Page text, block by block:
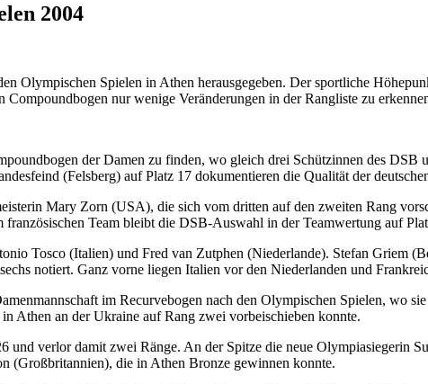
2004
Olympischen Spielen in Athen herausgegeben. Der sportliche
nur wenige Veränderungen in der Rangliste zu
der Damen zu finden, wo gleich drei Schützinnen des DSB
(Felsberg) auf Platz 17 dokumentieren die Qualität der
Mary Zorn (USA), die sich vom dritten auf den zweiten Rang
Team bleibt die DSB-Auswahl in der Teamwertung auf
Tosco (Italien) und Fred van Zutphen (Niederlande). Stefan Griem
notiert. Ganz vorne liegen Italien vor den Niederlanden und
im Recurvebogen nach den Olympischen Spielen, wo
Athen an der Ukraine auf Rang zwei vorbeischieben konnte.
verlor damit zwei Ränge. An der Spitze die neue Olympiasiegerin
(Großbritannien), die in Athen Bronze gewinnen konnte.